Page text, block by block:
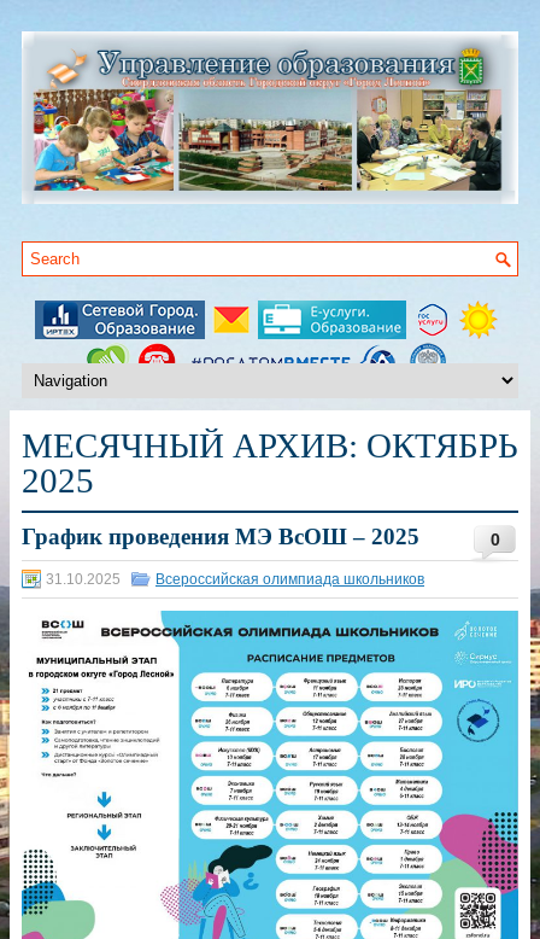
МЕСЯЧНЫЙ АРХИВ: ОКТЯБРЬ
2025
0
График проведения МЭ ВсОШ – 2025
31.10.2025 Всероссийская олимпиада школьников